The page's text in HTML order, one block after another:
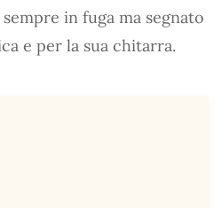
in fuga ma segnato
e per la sua chitarra.